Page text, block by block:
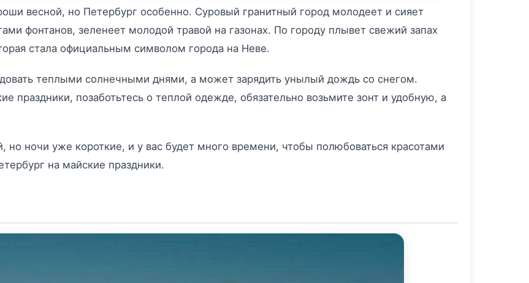
весной, но Петербург особенно. Суровый гранитный город молодеет и сияет
фонтанов, зеленеет молодой травой на газонах. По городу плывет свежий запах
стала официальным символом города на Неве.
теплыми солнечными днями, а может зарядить унылый дождь со снегом.
праздники, позаботьтесь о теплой одежде, обязательно возьмите зонт и удобную, а
ночи уже короткие, и у вас будет много времени, чтобы полюбоваться красотами
на майские праздники.